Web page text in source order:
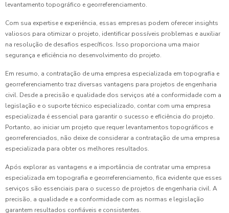
levantamento topográfico e georreferenciamento.
Com sua expertise e experiência, essas empresas podem oferecer insights
valiosos para otimizar o projeto, identificar possíveis problemas e auxiliar
na resolução de desafios específicos. Isso proporciona uma maior
segurança e eficiência no desenvolvimento do projeto.
Em resumo, a contratação de uma empresa especializada em topografia e
georreferenciamento traz diversas vantagens para projetos de engenharia
civil. Desde a precisão e qualidade dos serviços até a conformidade com a
legislação e o suporte técnico especializado, contar com uma empresa
especializada é essencial para garantir o sucesso e eficiência do projeto.
Portanto, ao iniciar um projeto que requer levantamentos topográficos e
georreferenciados, não deixe de considerar a contratação de uma empresa
especializada para obter os melhores resultados.
Após explorar as vantagens e a importância de contratar uma empresa
especializada em topografia e georreferenciamento, fica evidente que esses
serviços são essenciais para o sucesso de projetos de engenharia civil. A
precisão, a qualidade e a conformidade com as normas e legislação
garantem resultados confiáveis e consistentes.